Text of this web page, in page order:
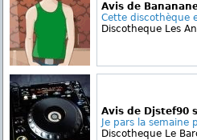
Avis de
Cette discothèque
Discotheque Les
Avis de Djstef90
Je pars la semaine
Discotheque Le